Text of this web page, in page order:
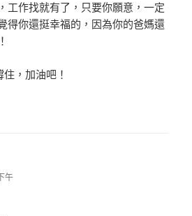
工作找就有了，只要你願意，一定
得你還挺幸福的，因為你的爸媽還
，加油吧！
午